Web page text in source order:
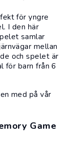
för yngre
I den här
samlar
mellan
och spelet är
för barn från 6
med påvår
Game